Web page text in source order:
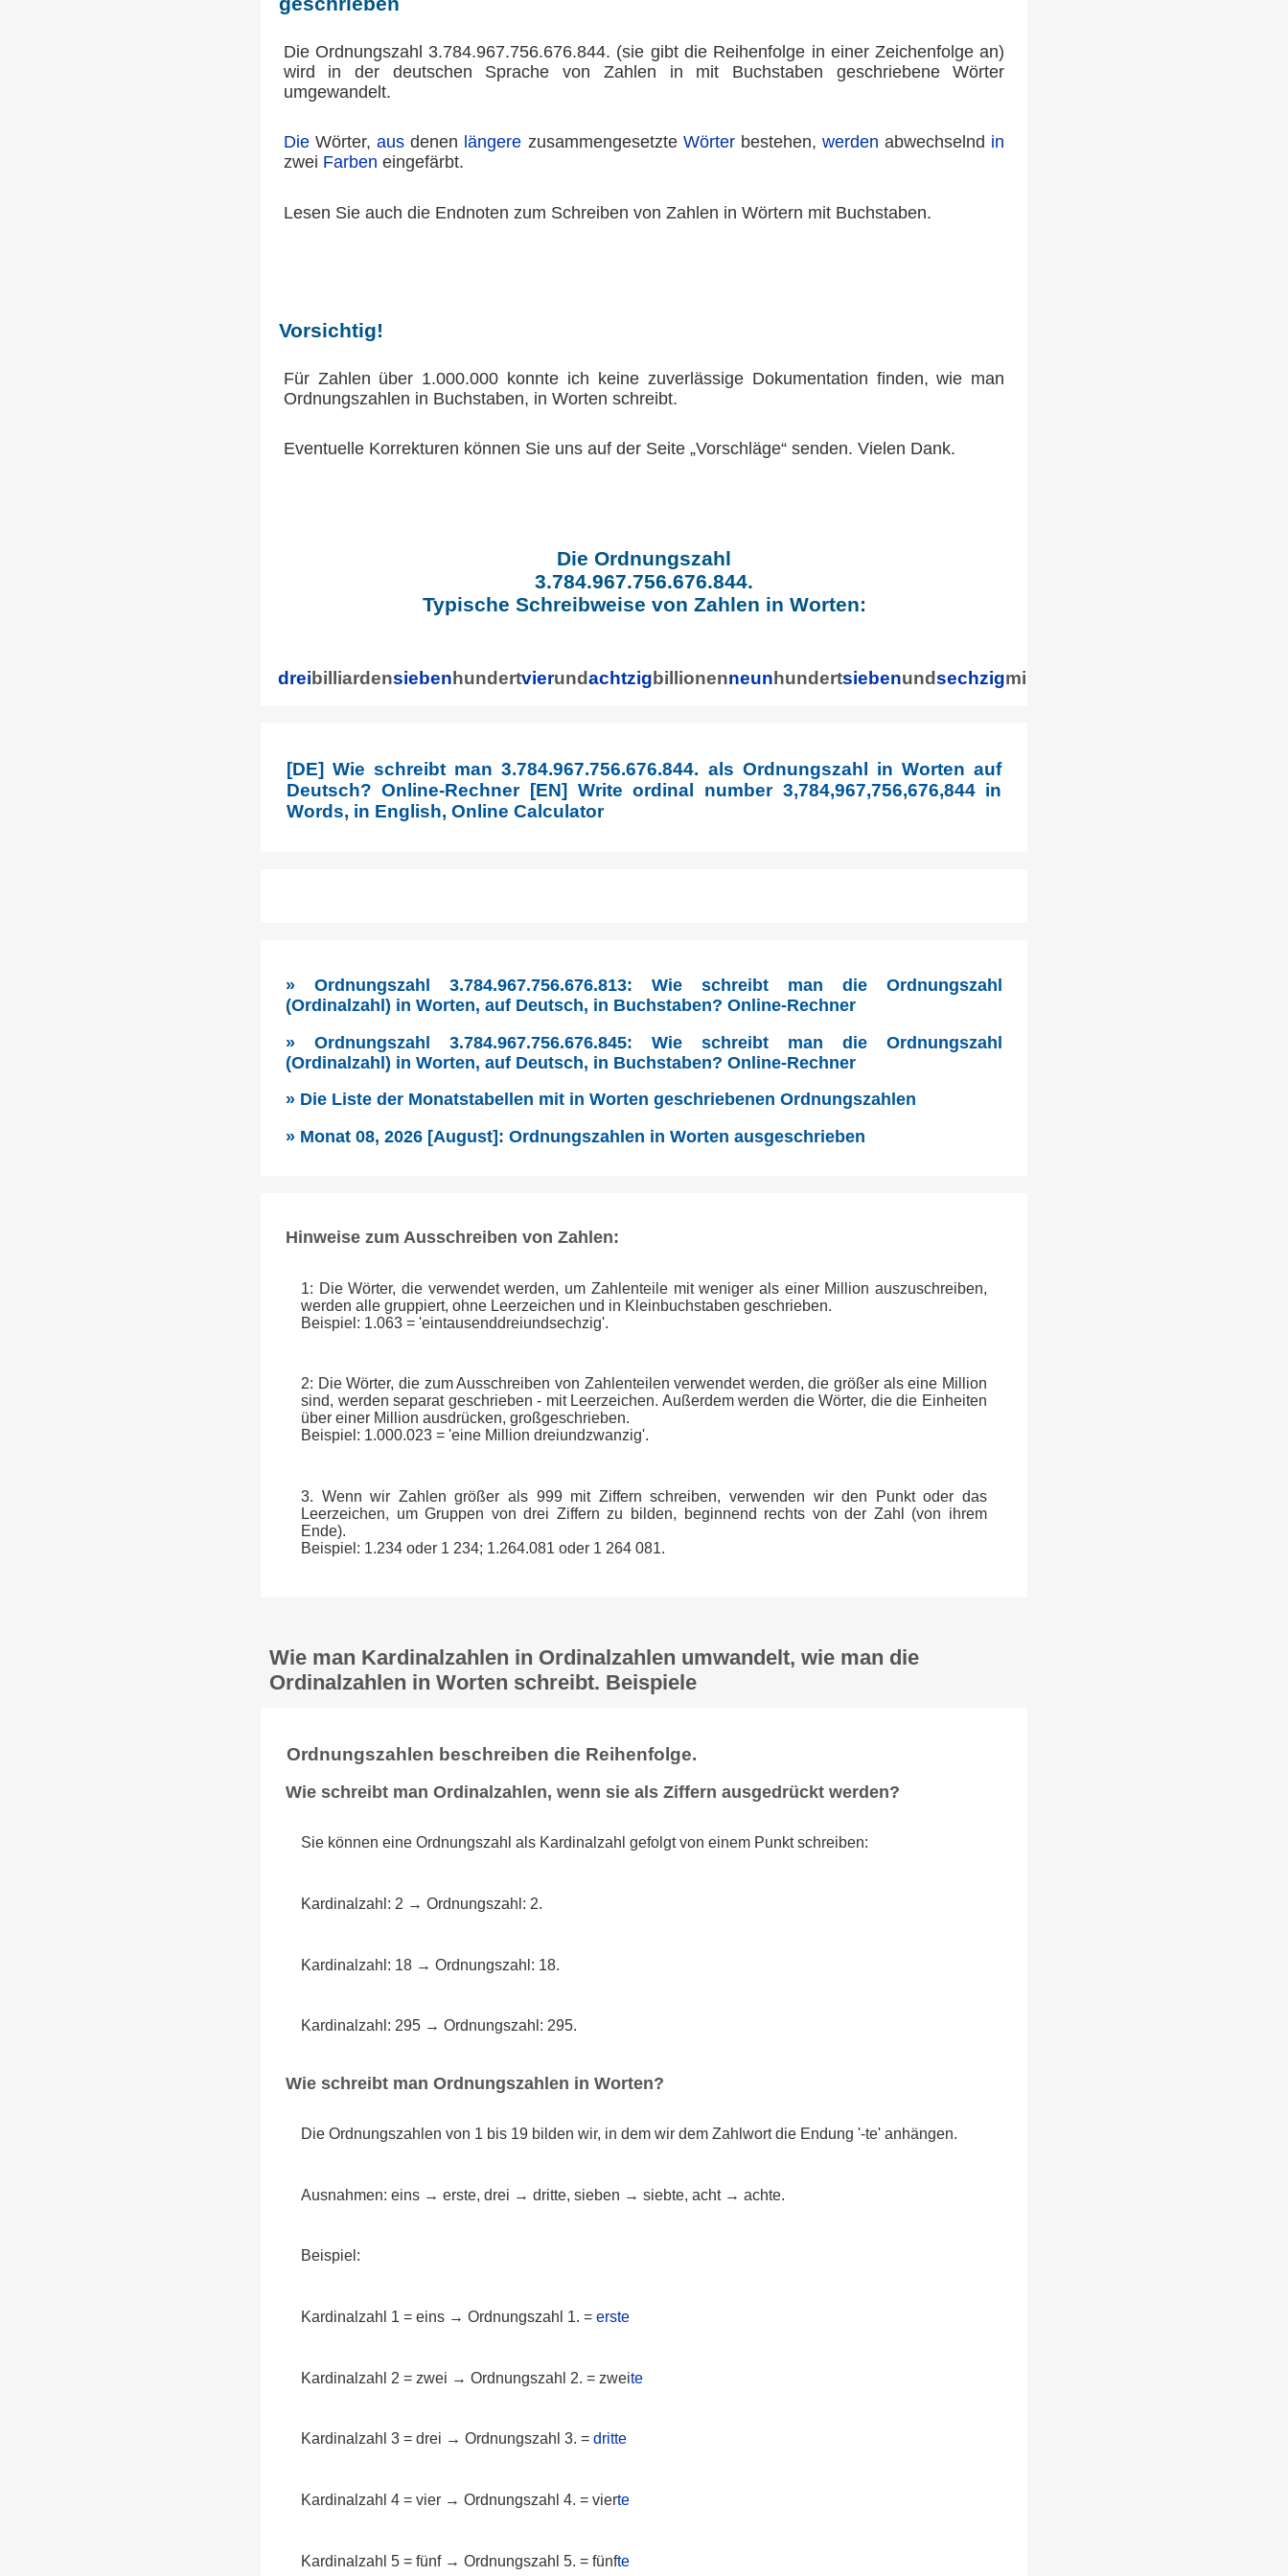
Die Ordnungszahl 3.784.967.756.676.844. (sie gibt die Reihenfolge in einer Zeichenfolge an)
wird in der deutschen Sprache von Zahlen in mit Buchstaben geschriebene Wörter
umgewandelt.
DieWörter, aus denen längere zusammengesetzte Wörterbestehen,werden abwechselnd in
zwei Farben eingefärbt.
Lesen Sie auch die Endnoten zum Schreiben von Zahlen in Wörtern mit Buchstaben.
Vorsichtig!
Für Zahlen über 1.000.000 konnte ich keine zuverlässige Dokumentation finden, wie man
Ordnungszahlen in Buchstaben, in Worten schreibt.
Eventuelle Korrekturen können Sie uns auf der Seite „Vorschläge“ senden. Vielen Dank.
Die Ordnungszahl
3.784.967.756.676.844.
Typische Schreibweise von Zahlen in Worten:
dreibilliardensiebenhundertvierundachtzigbillionenneunhundertsiebenundsechzigmilliarden
[DE] Wie schreibt man 3.784.967.756.676.844. als Ordnungszahl in Worten auf
Deutsch? Online-Rechner [EN] Write ordinal number 3,784,967,756,676,844 in
Words, in English, Online Calculator
» Ordnungszahl 3.784.967.756.676.813: Wie schreibt man die Ordnungszahl
(Ordinalzahl) in Worten, auf Deutsch, in Buchstaben? Online-Rechner
» Ordnungszahl 3.784.967.756.676.845: Wie schreibt man die Ordnungszahl
(Ordinalzahl) in Worten, auf Deutsch, in Buchstaben? Online-Rechner
» Die Liste der Monatstabellen mit in Worten geschriebenen Ordnungszahlen
» Monat 08, 2026 [August]: Ordnungszahlen in Worten ausgeschrieben
Hinweise zum Ausschreiben von Zahlen:
1: Die Wörter, die verwendet werden, um Zahlenteile mit weniger als einer Million auszuschreiben,
werden alle gruppiert, ohne Leerzeichen und in Kleinbuchstaben geschrieben.
Beispiel: 1.063 = 'eintausenddreiundsechzig'.
2: Die Wörter, die zum Ausschreiben von Zahlenteilen verwendet werden, die größer als eine Million
sind, werden separat geschrieben - mit Leerzeichen. Außerdem werden die Wörter, die die Einheiten
über einer Million ausdrücken, großgeschrieben.
Beispiel: 1.000.023 = 'eine Million dreiundzwanzig'.
3. Wenn wir Zahlen größer als 999 mit Ziffern schreiben, verwenden wir den Punkt oder das
Leerzeichen, um Gruppen von drei Ziffern zu bilden, beginnend rechts von der Zahl (von ihrem
Ende).
Beispiel: 1.234 oder 1 234; 1.264.081 oder 1 264 081.
Wie man Kardinalzahlen in Ordinalzahlen umwandelt, wie man die
Ordinalzahlen in Worten schreibt. Beispiele
Ordnungszahlen beschreiben die Reihenfolge.
Wie schreibt man Ordinalzahlen, wenn sie als Ziffern ausgedrückt werden?
Sie können eine Ordnungszahl als Kardinalzahl gefolgt von einem Punkt schreiben:
Kardinalzahl: 2 → Ordnungszahl: 2.
Kardinalzahl: 18 → Ordnungszahl: 18.
Kardinalzahl: 295 → Ordnungszahl: 295.
Wie schreibt man Ordnungszahlen in Worten?
Die Ordnungszahlen von 1 bis 19 bilden wir, in dem wir dem Zahlwort die Endung '-te' anhängen.
Ausnahmen: eins → erste, drei → dritte, sieben → siebte, acht → achte.
Beispiel:
Kardinalzahl 1 = eins → Ordnungszahl 1. =erste
Kardinalzahl 2 = zwei → Ordnungszahl 2. = zweite
Kardinalzahl 3 = drei → Ordnungszahl 3. =dritte
Kardinalzahl 4 = vier → Ordnungszahl 4. = vierte
Kardinalzahl 5 = fünf → Ordnungszahl 5. = fünfte